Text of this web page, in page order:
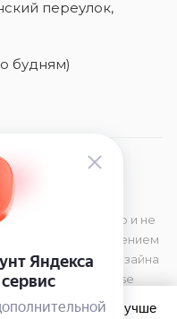
переулок,
будням)
характер и не
положением
РФ Элементы дизайна
компании Kerastase
сайт работал лучше